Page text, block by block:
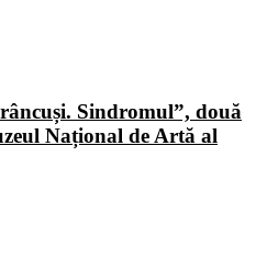
Sindromul”, două
Național de Artă al